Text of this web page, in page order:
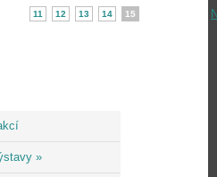
»
11 12 13 14 15